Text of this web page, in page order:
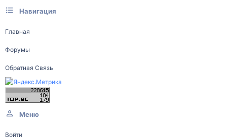
Навигация
Главная
Форумы
Обратная Связь
Меню
Войти